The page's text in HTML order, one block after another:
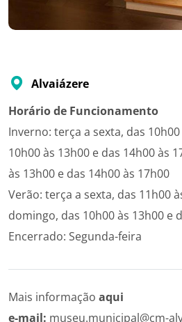
Alvaiázere
Ho­rário de Fun­ci­o­na­mento
Inverno: terça a sexta, das
10h00 às 13h00 e das 14h00 às
às 13h00 e das 14h00 às 17h00
Verão: terça a sexta, das 11h00
domingo, das 10h00 às 13h00 e
Encerrado: Segunda-feira
Mais informação aqui
e-mail: museu.municipal@cm-